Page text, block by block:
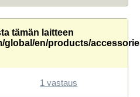
tämän laitteen
global/en/products/
1 vastaus